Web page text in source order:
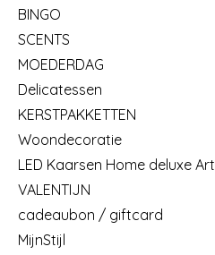
BINGO
SCENTS
MOEDERDAG
Delicatessen
KERSTPAKKETTEN
Woondecoratie
LED Kaarsen Home deluxe Art
VALENTIJN
cadeaubon / giftcard
MijnStijl